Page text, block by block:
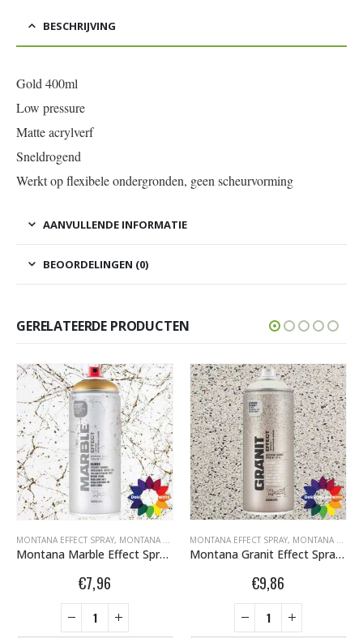
BESCHRIJVING
Gold 400ml
Low pressure
Matte acrylverf
Sneldrogend
Werkt op flexibele ondergronden, geen scheurvorming
AANVULLENDE INFORMATIE
BEOORDELINGEN (0)
GERELATEERDE PRODUCTEN
SPUITBUSSEN ,MONTANA MARBLE EFFECT SPRAY 400ML
MONTANA EFFECT SPRAY, MONTANA GRAFFITI SPUITBUSSEN ,MONTANA MARBLE
Montana Marble Effect Spray EM Gold Gold 400 ml 508134
€7,96
MONTANA EFFECT SPRAY, MONTANA GRAFFITI SPUITBUSSEN
Montana Granit Effect Spray EG 7000 Light Grey 400 ml 415388
€9,86